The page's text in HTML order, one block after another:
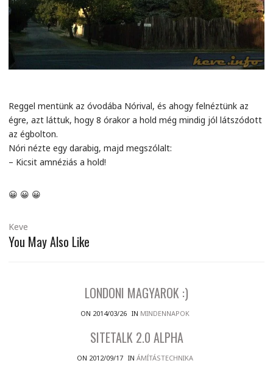
Reggel mentünk az óvodába Nórival, és ahogy felnéztünk az
égre, azt láttuk, hogy 8 órakor a hold még mindig jól látszódott
az égbolton.
Nóri nézte egy darabig, majd megszólalt:
– Kicsit amnéziás a hold!
😀 😀 😀
Keve
You May Also Like
LONDONI MAGYAROK :)
ON 2014/03/26 IN MINDENNAPOK
SITETALK 2.0 ALPHA
ON 2012/09/17 IN ÁMÍTÁSTECHNIKA